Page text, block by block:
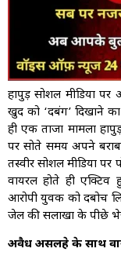
हापुड़ सोशल मीडिया पर
खुद को ‘दबंग’ दिखाने
ही एक ताजा मामला
पर सोते समय अपने
तस्वीर सोशल मीडिया
वायरल होते ही एक्टिव
आरोपी युवक को दबोच
जेल की सलाखों के पीछे
अवैध असलहे के साथ